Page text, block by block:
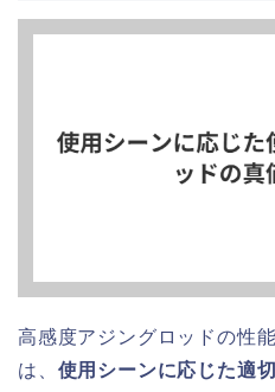
高感度アジングロッドの性
は、 使用シーンに応じた適